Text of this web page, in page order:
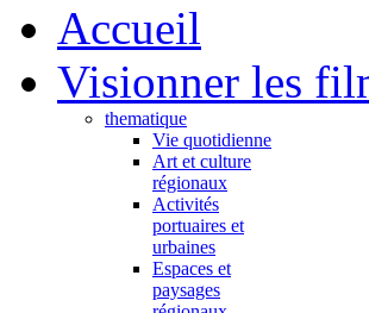
Accueil
Visionner les
thematique
Vie quotidienne
Art et culture
régionaux
Activités
portuaires et
urbaines
Espaces et
paysages